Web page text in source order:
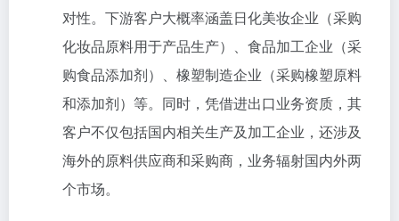
对性。下游客户大概率涵盖日化美妆企业（采购
化妆品原料用于产品生产）、食品加工企业（采
购食品添加剂）、橡塑制造企业（采购橡塑原料
和添加剂）等。同时，凭借进出口业务资质，其
客户不仅包括国内相关生产及加工企业，还涉及
海外的原料供应商和采购商，业务辐射国内外两
个市场。